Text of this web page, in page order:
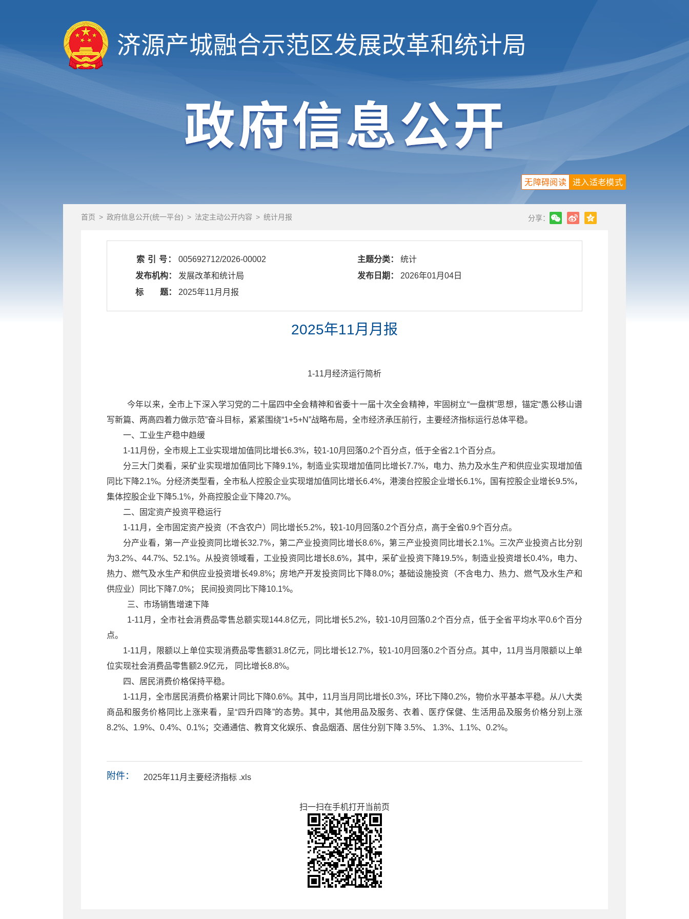
济源产城融合示范区发展改革和统计局
进入适老模式
无障碍阅读
首页 > 政府信息公开(统一平台) > 法定主动公开内容 > 统计月报 分享：
索 引 号： 005692712/2026-00002 主题分类：
统计
发布机构：
发展改革和统计局 发布日期：
2026年01月04日
标 题：
​ 2025年11月月报
2025年11月月报
1-11月经济运行简析
今年以来，全市上下深入学习党的二十届四中全会精神和省委十一届十次全会精神，牢固树立“一盘棋”思想，锚定“愚公移山谱
写新篇、两高四着力做示范”奋斗目标，紧紧围绕“1+5+N”战略布局，全市经济承压前行，主要经济指标运行总体平稳。
一、工业生产稳中趋缓
1-11月份，全市规上工业实现增加值同比增长6.3%，较1-10月回落0.2个百分点，低于全省2.1个百分点。
分三大门类看，采矿业实现增加值同比下降9.1%，制造业实现增加值同比增长7.7%，电力、热力及水生产和供应业实现增加值
同比下降2.1%。分经济类型看，全市私人控股企业实现增加值同比增长6.4%，港澳台控股企业增长6.1%，国有控股企业增长9.5%，
集体控股企业下降5.1%，外商控股企业下降20.7%。
二、固定资产投资平稳运行
1-11月，全市固定资产投资（不含农户）同比增长5.2%，较1-10月回落0.2个百分点，高于全省0.9个百分点。
分产业看，第一产业投资同比增长32.7%，第二产业投资同比增长8.6%，第三产业投资同比增长2.1%。三次产业投资占比分别
为3.2%、44.7%、52.1%。从投资领域看，工业投资同比增长8.6%，其中，采矿业投资下降19.5%，制造业投资增长0.4%，电力、
热力、燃气及水生产和供应业投资增长49.8%；房地产开发投资同比下降8.0%；基础设施投资（不含电力、热力、燃气及水生产和
供应业）同比下降7.0%； 民间投资同比下降10.1%。
三、市场销售增速下降
1-11月，全市社会消费品零售总额实现144.8亿元，同比增长5.2%，较1-10月回落0.2个百分点，低于全省平均水平0.6个百分
点。
1-11月，限额以上单位实现消费品零售额31.8亿元，同比增长12.7%，较1-10月回落0.2个百分点。其中，11月当月限额以上单
位实现社会消费品零售额2.9亿元， 同比增长8.8%。
四、居民消费价格保持平稳。
1-11月，全市居民消费价格累计同比下降0.6%。其中，11月当月同比增长0.3%，环比下降0.2%，物价水平基本平稳。从八大类
商品和服务价格同比上涨来看，呈“四升四降”的态势。其中，其他用品及服务、衣着、医疗保健、生活用品及服务价格分别上涨
8.2%、1.9%、0.4%、0.1%；交通通信、教育文化娱乐、食品烟酒、居住分别下降 3.5%、 1.3%、1.1%、0.2%。
附件： 2025年11月主要经济指标 .xls
扫一扫在手机打开当前页